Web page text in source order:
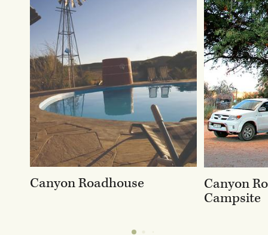
Canyon Roadhouse
Canyon
Campsite